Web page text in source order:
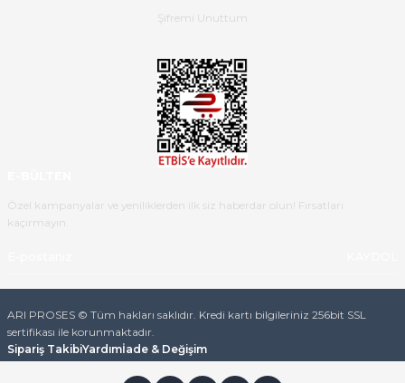
ulaştı.Ürünün paketlenmesi
gayet başarılı hasarsız bir şekilde
teslim aldım. Bu konudaki
hassasiyetleri ve Ürünün kalitesi
Şifremi Unuttum
Özel kampanyalar ve yeniliklerden ilk siz haberdar olun! Fırsatları
kaçırmayın.
ARI PROSES © Tüm hakları saklıdır. Kredi kartı bilgileriniz 256bit SSL
sertifikası ile korunmaktadır.
Sipariş TakibiYardımİade & Değişim